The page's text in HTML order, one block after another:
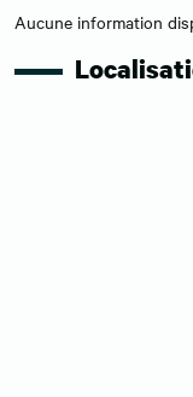
Aucune information